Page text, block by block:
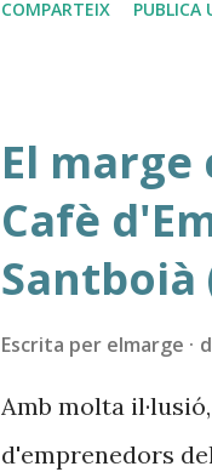
aprofitar totes les
inclús en la
Aquest és el cas
Boi de Llobregat
COMPARTEIX PUBLICA
El
Cafè
Santboià
Escrita per elmarge
Amb molta
d'emprenedors